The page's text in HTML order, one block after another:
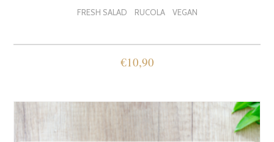
FRESH SALAD RUCOLA VEGAN
€10,90